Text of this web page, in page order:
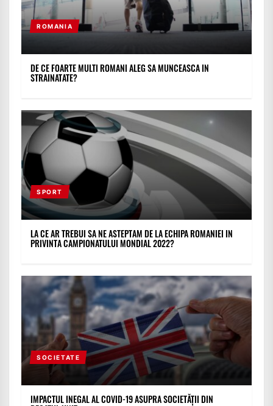
ROMANIA
DE CE FOARTE MULTI ROMANI ALEG SA MUNCEASCA IN
STRAINATATE?
SPORT
LA CE AR TREBUI SA NE ASTEPTAM DE LA ECHIPA ROMANIEI IN
PRIVINTA CAMPIONATULUI MONDIAL 2022?
SOCIETATE
IMPACTUL INEGAL AL COVID-19 ASUPRA SOCIETĂȚII DIN